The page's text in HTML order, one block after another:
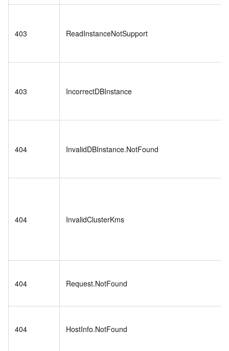
403 ReadInstanceNotSupport
403 IncorrectDBInstance
404 InvalidDBInstance.NotFound
404 InvalidClusterKms
404 Request.NotFound
404 HostInfo.NotFound